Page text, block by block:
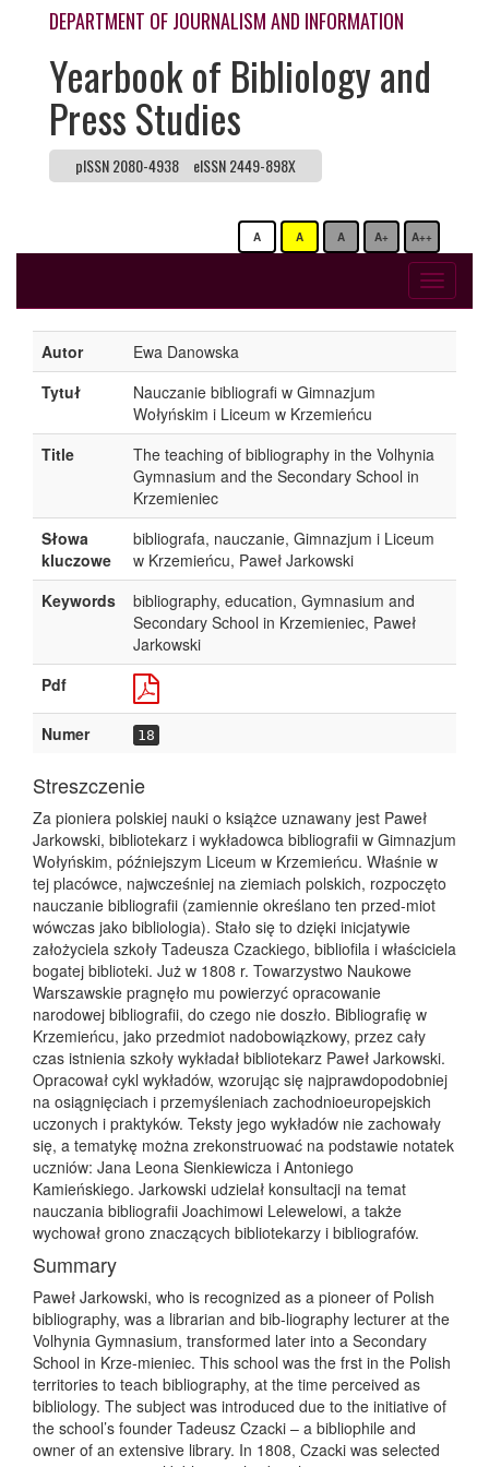
DEPARTMENT OF JOURNALISM AND INFORMATION
Yearbook of Bibliology and
Press Studies
pISSN 2080-4938 eISSN 2449-898X
A A A A+ A++
Toggle
Autor
Ewa Danowska
Tytuł
Nauczanie bibliografi w Gimnazjum
Wołyńskim i Liceum w Krzemieńcu
Title
The teaching of bibliography in the Volhynia
Gymnasium and the Secondary School in
Krzemieniec
Słowa
kluczowe
bibliografa, nauczanie, Gimnazjum i Liceum
w Krzemieńcu, Paweł Jarkowski
Keywords
bibliography, education, Gymnasium and
Secondary School in Krzemieniec, Paweł
Jarkowski
Pdf
Numer 18
Streszczenie
Za pioniera polskiej nauki o książce uznawany jest Paweł
Jarkowski, bibliotekarz i wykładowca bibliografii w Gimnazjum
Wołyńskim, późniejszym Liceum w Krzemieńcu. Właśnie w
tej placówce, najwcześniej na ziemiach polskich, rozpoczęto
nauczanie bibliografii (zamiennie określano ten przed-miot
wówczas jako bibliologia). Stało się to dzięki inicjatywie
założyciela szkoły Tadeusza Czackiego, bibliofila i właściciela
bogatej biblioteki. Już w 1808 r. Towarzystwo Naukowe
Warszawskie pragnęło mu powierzyć opracowanie
narodowej bibliografii, do czego nie doszło. Bibliografię w
Krzemieńcu, jako przedmiot nadobowiązkowy, przez cały
czas istnienia szkoły wykładał bibliotekarz Paweł Jarkowski.
Opracował cykl wykładów, wzorując się najprawdopodobniej
na osiągnięciach i przemyśleniach zachodnioeuropejskich
uczonych i praktyków. Teksty jego wykładów nie zachowały
się, a tematykę można zrekonstruować na podstawie notatek
uczniów: Jana Leona Sienkiewicza i Antoniego
Kamieńskiego. Jarkowski udzielał konsultacji na temat
nauczania bibliografii Joachimowi Lelewelowi, a także
wychował grono znaczących bibliotekarzy i bibliografów.
Summary
Paweł Jarkowski, who is recognized as a pioneer of Polish
bibliography, was a librarian and bib-liography lecturer at the
Volhynia Gymnasium, transformed later into a Secondary
School in Krze-mieniec. This school was the frst in the Polish
territories to teach bibliography, at the time perceived as
bibliology. The subject was introduced due to the initiative of
the school’s founder Tadeusz Czacki – a bibliophile and
owner of an extensive library. In 1808, Czacki was selected